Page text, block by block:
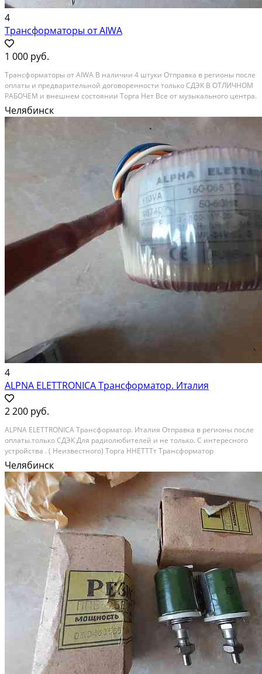
4
Трансформаторы от AIWA
1 000 руб.
Трансформаторы от AIWA В наличии 4 штуки Отправка в регионы после
оплаты и предварительной договоренности только СДЭК В ОТЛИЧНОМ
РАБОЧЕМ и внешнем состоянии Торга Нет Все от музыкального центра.
1) Трансформатор от AIWA CX-NSZ42ES Маркировка транса - A-NF8-608-
01 2 штуки. Мощный транс для...
Челябинск
4
ALPNA ELETTRONICA Трансформатор. Италия
2 200 руб.
ALPNA ELETTRONICA Трансформатор. Италия Отправка в регионы после
оплаты.только СДЭК Для радиолюбителей и не только. С интересного
устройства . ( Неизвестного) Торга ННЕТТТт Трансформатор
тороидальный В отличном рабочем и внешнем состоянии. Мощность
110 VA Входное напряжения питания:...
Челябинск